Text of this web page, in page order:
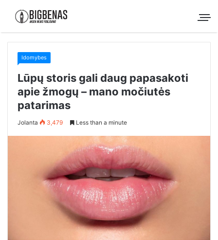
Idomybes
Lūpų storis gali daug papasakoti
apie žmogų – mano močiutės
patarimas
Jolanta 3,479 Less than a minute